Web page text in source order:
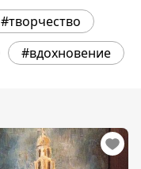
#творчество
#вдохновение